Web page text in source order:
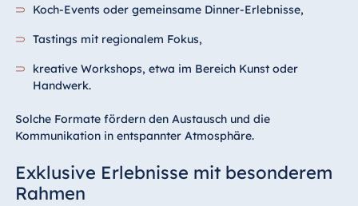
Koch-Events oder gemeinsame Dinner-Erlebnisse,
Tastings mit regionalem Fokus,
kreative Workshops, etwa im Bereich Kunst oder
Handwerk.
Solche Formate fördern den Austausch und die
Kommunikation in entspannter Atmosphäre.
Exklusive Erlebnisse mit besonderem
Rahmen